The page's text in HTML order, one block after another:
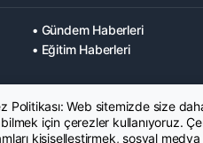
• Gündem Haberleri
• Eğitim Haberleri
Politikası: Web sitemizde size
için çerezler kullanıyoruz.
kişiselleştirmek, sosyal